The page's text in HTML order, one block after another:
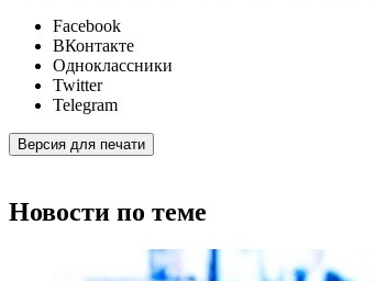
Facebook
ВКонтакте
Одноклассники
Twitter
Telegram
Версия для печати
Новости по теме